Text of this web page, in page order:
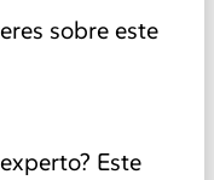
sobre este
Este